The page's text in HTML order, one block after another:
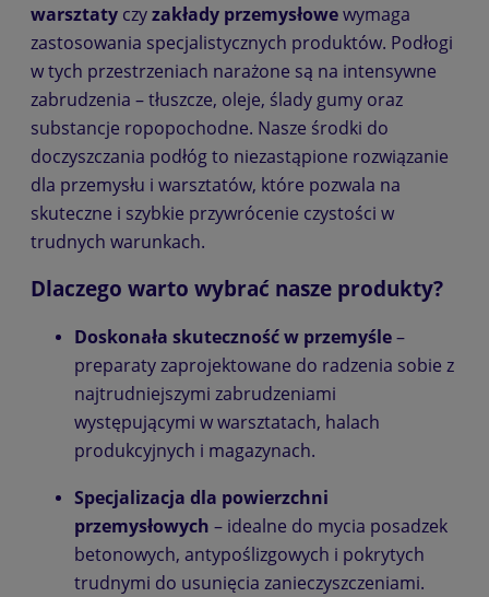
warsztaty czyzakłady przemysłowewymaga
zastosowania specjalistycznych produktów. Podłogi
w tych przestrzeniach narażone są na intensywne
zabrudzenia – tłuszcze, oleje, ślady gumy oraz
substancje ropopochodne. Nasze środki do
doczyszczania podłóg to niezastąpione rozwiązanie
dla przemysłu i warsztatów, które pozwala na
skuteczne i szybkie przywrócenie czystości w
trudnych warunkach.
Dlaczego warto wybrać nasze produkty?
Doskonała skuteczność w przemyśle–
preparaty zaprojektowane do radzenia sobie z
najtrudniejszymi zabrudzeniami
występującymi w warsztatach, halach
produkcyjnych i magazynach.
Specjalizacja dla powierzchni
przemysłowych – idealne do mycia posadzek
betonowych, antypoślizgowych i pokrytych
trudnymi do usunięcia zanieczyszczeniami.